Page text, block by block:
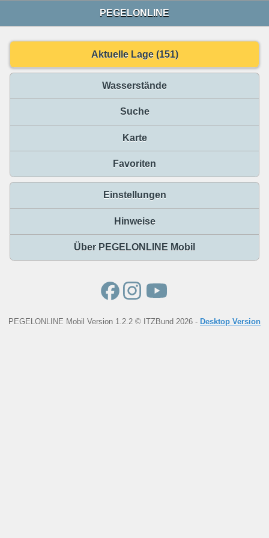
PEGELONLINE
Aktuelle Lage (151)
Wasserstände
Suche
Karte
Favoriten
Einstellungen
Hinweise
Über PEGELONLINE Mobil
PEGELONLINE Mobil Version 1.2.2 © ITZBund 2026 - Desktop Version